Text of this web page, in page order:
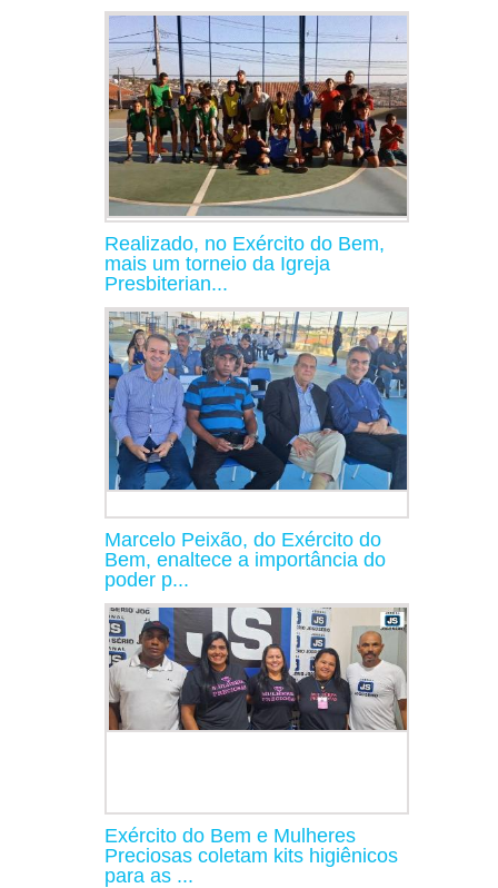
Realizado, no Exército do Bem,
mais um torneio da Igreja
Presbiterian...
Marcelo Peixão, do Exército do
Bem, enaltece a importância do
poder p...
Exército do Bem e Mulheres
Preciosas coletam kits higiênicos
para as ...